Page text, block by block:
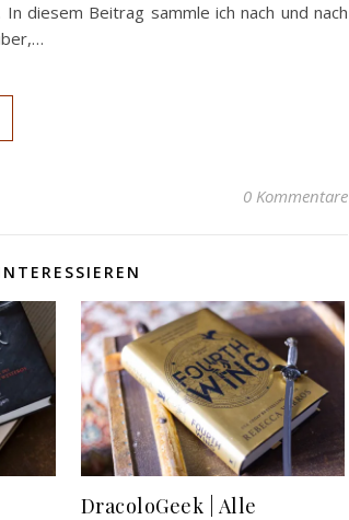
diesem Beitrag sammle ich nach und nach
0 Kommentare
DracoloGeek | Alle